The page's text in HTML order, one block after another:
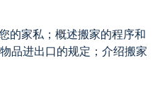
的家私；概述搬家的程序和
品进出口的规定；介绍搬家